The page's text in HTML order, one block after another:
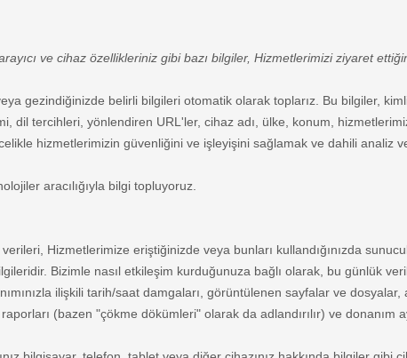
ve cihaz özellikleriniz gibi bazı bilgiler, Hizmetlerimizi ziyaret
gezindiğinizde belirli bilgileri otomatik olarak toplarız. Bu bilgiler,
dil tercihleri, yönlendiren URL'ler, cihaz adı, ülke, konum,
hizmetlerimizin güvenliğini ve işleyişini sağlamak ve dahili analiz
aracılığıyla bilgi topluyoruz.
Hizmetlerimize eriştiğinizde veya bunları kullandığınızda
Bizimle nasıl etkileşim kurduğunuza bağlı olarak, bu günlük
ilişkili tarih/saat damgaları, görüntülenen sayfalar ve
(bazen "çökme dökümleri" olarak da adlandırılır) ve donanım